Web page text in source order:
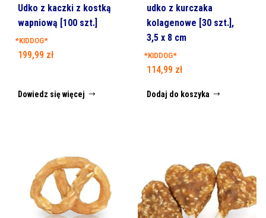
Udko z kaczki z kostką
wapniową [100 szt.]
*KIDDOG*
199,99 zł
Dowiedz się więcej
udko z kurczaka
kolagenowe [30 szt.],
3,5 x 8 cm
*KIDDOG*
114,99 zł
Dodaj do koszyka